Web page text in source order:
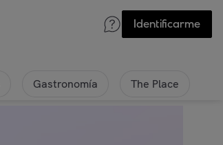
Identificarme
Gastronomía The Place